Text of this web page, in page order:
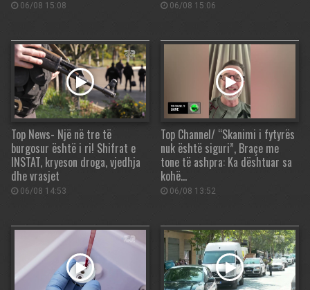
06/08 15:08 06/08 15:06
Top News- Një në tre të
burgosur është i ri! Shifrat e
INSTAT, kryeson droga, vjedhja
dhe vrasjet
06/08 14:53
Top Channel/ “Skanimi i fytyrës
nuk është siguri”, Braçe me
tone të ashpra: Ka dështuar sa
kohë…
06/08 13:52